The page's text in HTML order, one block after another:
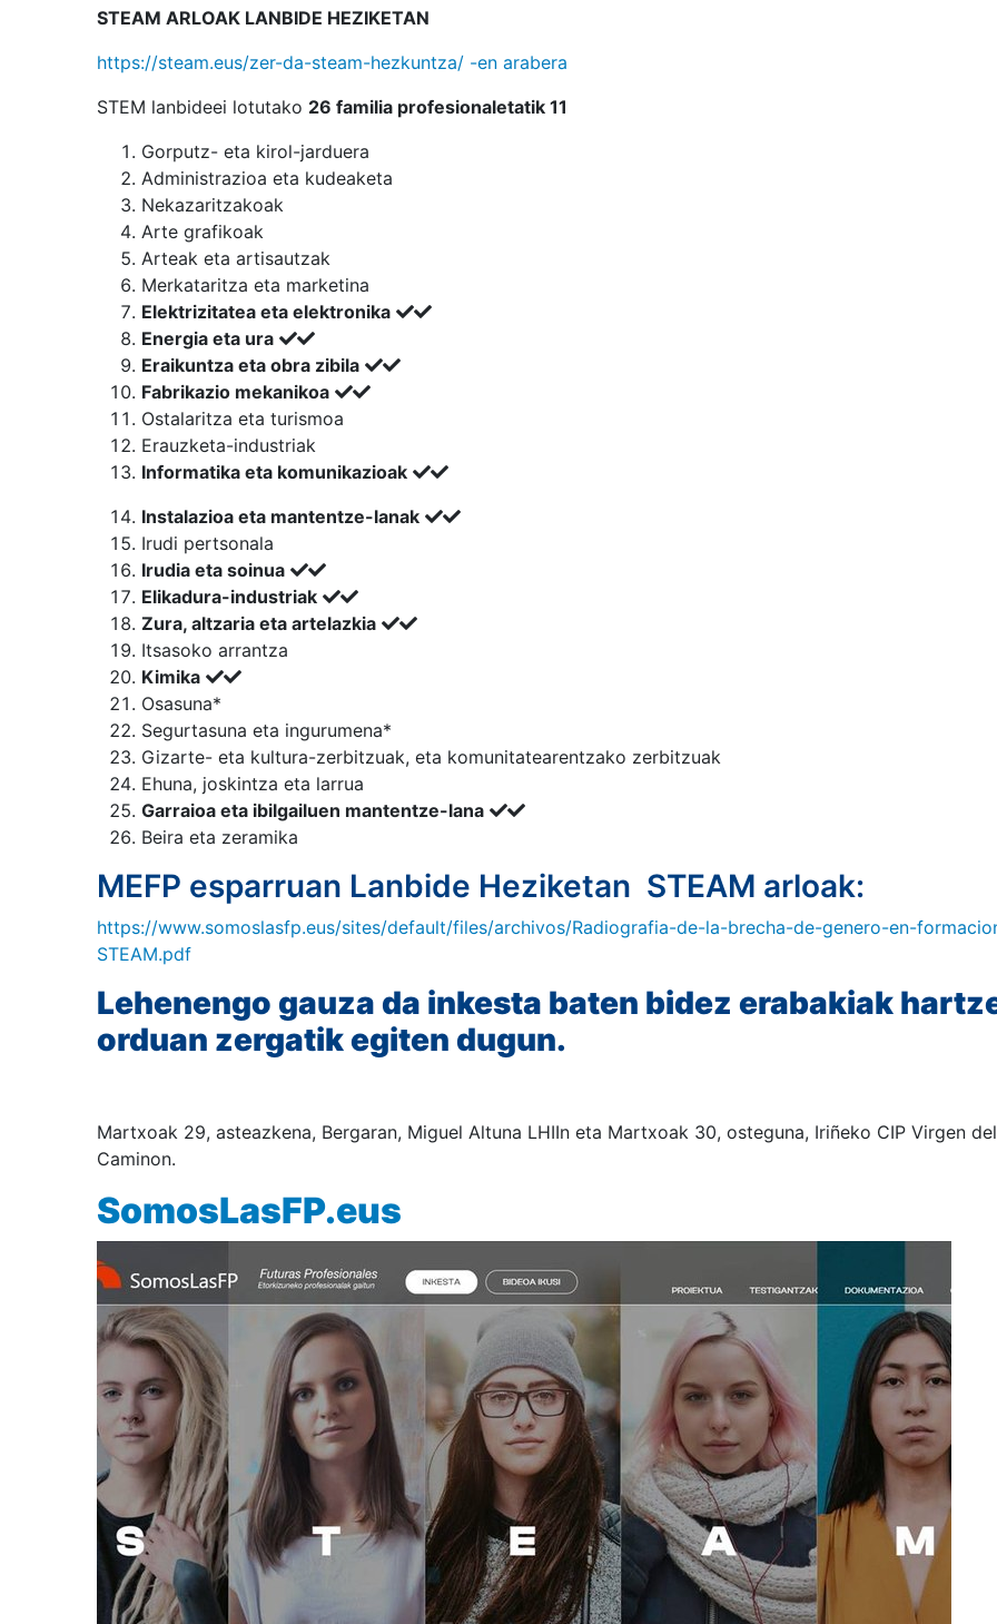
STEAM ARLOAK LANBIDE HEZIKETAN
https://steam.eus/zer-da-steam-hezkuntza/ -en arabera
STEM lanbideei lotutako 26 familia profesionaletatik 11
Gorputz- eta kirol-jarduera
Administrazioa eta kudeaketa
Nekazaritzakoak
Arte grafikoak
Arteak eta artisautzak
Merkataritza eta marketina
Elektrizitatea eta elektronika
Energia eta ura
Eraikuntza eta obra zibila
Fabrikazio mekanikoa
Ostalaritza eta turismoa
Erauzketa-industriak
Informatika eta komunikazioak
Instalazioa eta mantentze-lanak
Irudi pertsonala
Irudia eta soinua
Elikadura-industriak
Zura, altzaria eta artelazkia
Itsasoko arrantza
Kimika
Osasuna*
Segurtasuna eta ingurumena*
Gizarte- eta kultura-zerbitzuak, eta komunitatearentzako zerbitzuak
Ehuna, joskintza eta larrua
Garraioa eta ibilgailuen mantentze-lana
Beira eta zeramika
MEFP esparruan Lanbide Heziketan STEAM arloak:
https://www.somoslasfp.eus/sites/default/files/archivos/Radiografia-de-la-brecha-de-genero-en-
STEAM.pdf
Lehenengo gauza da inkesta baten bidez erabakiak
orduan zergatik egiten dugun.
Martxoak 29, asteazkena, Bergaran, Miguel Altuna LHIIn eta Martxoak 30, osteguna, Iriñeko CIP Virgen del
Caminon.
SomosLasFP.eus